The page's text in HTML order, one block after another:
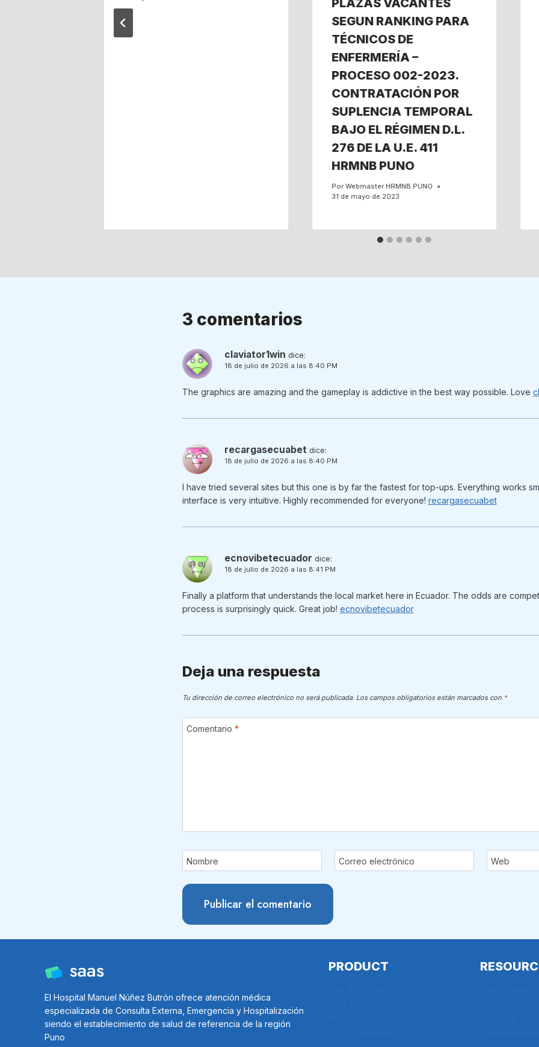
PLAZAS VACANTES
SEGUN RANKING PARA
TÉCNICOS DE
ENFERMERÍA –
PROCESO 002-2023.
CONTRATACIÓN POR
SUPLENCIA TEMPORAL
BAJO EL RÉGIMEN D.L.
276 DE LA U.E. 411
HRMNB PUNO
Por Webmaster HRMNB PUNO
31 de mayo de 2023
3 comentarios
claviator1win dice:
18 de julio de 2026 a las 8:40 PM
The graphics are amazing and the gameplay is addictive in the best way possible. Love
recargasecuabet dice:
18 de julio de 2026 a las 8:40 PM
I have tried several sites but this one is by far the fastest for top-ups. Everything works
interface is very intuitive. Highly recommended for everyone! recargasecuabet
ecnovibetecuador dice:
18 de julio de 2026 a las 8:41 PM
Finally a platform that understands the local market here in Ecuador. The odds are
process is surprisingly quick. Great job! ecnovibetecuador
Deja una respuesta
Tu dirección de correo electrónico no será publicada. Los campos obligatorios están marcados con *
Comentario *
Nombre Correo electrónico Web
El Hospital Manuel Núñez Butrón ofrece atención médica
especializada de Consulta Externa, Emergencia y Hospitalización
siendo el establecimiento de salud de referencia de la región
Puno
PRODUCT